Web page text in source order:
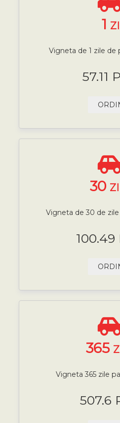
1 ZI
Vigneta de 1 zile de
57.11
30
Vigneta de 30 de
100.49
365
Vigneta 365 zile
507.6